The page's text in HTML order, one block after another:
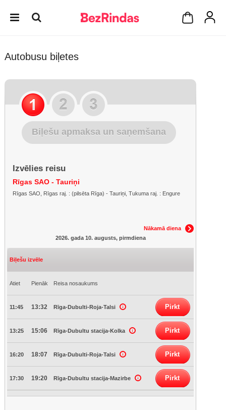
Autobusu biļetes
Biļešu apmaksa un saņemšana
Izvēlies reisu
Rīgas SAO - Tauriņi
Rīgas SAO, Rīgas raj. : (pilsēta Rīga) - Tauriņi, Tukuma raj. : Engure
Nākamā diena
2026. gada 10. augusts, pirmdiena
Biļešu izvēle
Atiet Pienāk Reisa nosaukums
11:45 13:32 Rīga-Dubulti-Roja-Talsi Pirkt
13:25 15:06 Rīga-Dubultu stacija-Kolka Pirkt
16:20 18:07 Rīga-Dubulti-Roja-Talsi Pirkt
17:30 19:20 Rīga-Dubultu stacija-Mazirbe Pirkt